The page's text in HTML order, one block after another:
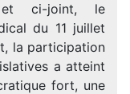
et ci-joint, le
du 11 juillet
la participation
a atteint
fort, une